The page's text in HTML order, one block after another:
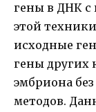
гены в ДНК с
этой
исходные
гены других
эмбриона
методов.